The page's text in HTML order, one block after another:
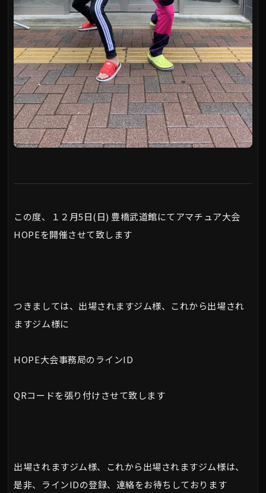
この度、１２月5日(日) 豊橋武道館にてアマチュア大会
HOPEを開催させて致します
つきましては、出場されますジム様、これから出場され
ますジム様に
HOPE大会事務局のラインID
QRコードを張り付けさせて致します
出場されますジム様、これから出場されますジム様は、
是非、ラインIDの登録、連絡をお待ちしております